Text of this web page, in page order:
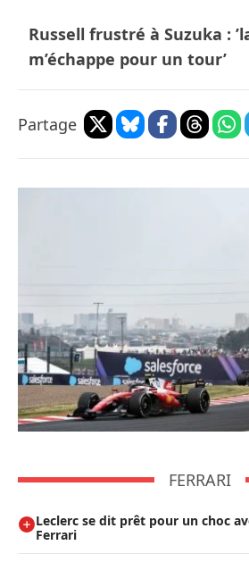
Russell frustré à Suzuka :
m’échappe pour un tour’
Partage
FERRARI
Leclerc se dit prêt pour un choc
Ferrari